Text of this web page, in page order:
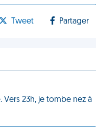
Tweet Partager
23h, je tombe nez à